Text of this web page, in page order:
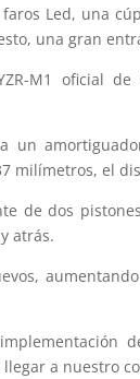
Led, una
una gran
M1 oficial
un
milímetros, el
de dos
atrás.
a nuestro